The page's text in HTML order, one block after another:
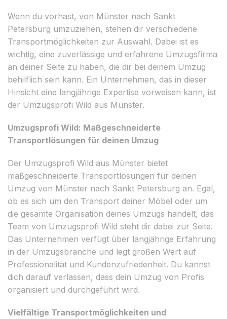
Wenn du vorhast, von Münster nach Sankt
Petersburg umzuziehen, stehen dir verschiedene
Transportmöglichkeiten zur Auswahl. Dabei ist es
wichtig, eine zuverlässige und erfahrene Umzugsfirma
an deiner Seite zu haben, die dir bei deinem Umzug
behilflich sein kann. Ein Unternehmen, das in dieser
Hinsicht eine langjährige Expertise vorweisen kann, ist
der Umzugsprofi Wild aus Münster.
Umzugsprofi Wild: Maßgeschneiderte
Transportlösungen für deinen Umzug
Der Umzugsprofi Wild aus Münster bietet
maßgeschneiderte Transportlösungen für deinen
Umzug von Münster nach Sankt Petersburg an. Egal,
ob es sich um den Transport deiner Möbel oder um
die gesamte Organisation deines Umzugs handelt, das
Team von Umzugsprofi Wild steht dir dabei zur Seite.
Das Unternehmen verfügt über langjährige Erfahrung
in der Umzugsbranche und legt großen Wert auf
Professionalität und Kundenzufriedenheit. Du kannst
dich darauf verlassen, dass dein Umzug von Profis
organisiert und durchgeführt wird.
Vielfältige Transportmöglichkeiten und